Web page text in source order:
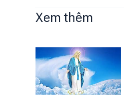
Xem thêm